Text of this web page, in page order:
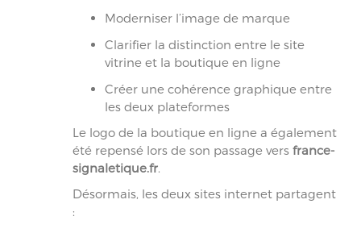
Moderniser l’image de marque
Clarifier la distinction entre le site
vitrine et la boutique en ligne
Créer une cohérence graphique entre
les deux plateformes
Le logo de la boutique en ligne a également
été repensé lors de son passage vers france-
signaletique.fr.
Désormais, les deux sites internet partagent
: